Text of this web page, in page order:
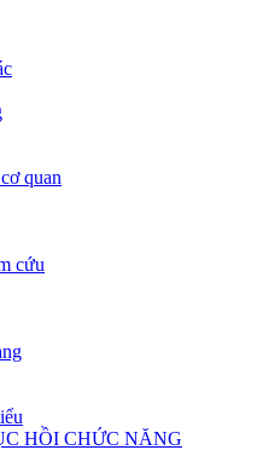
quan
cứu
HỒI CHỨC NĂNG